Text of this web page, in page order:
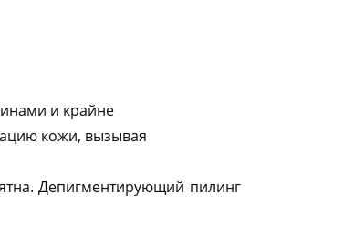
и крайне
кожи, вызывая
Депигментирующий пилинг